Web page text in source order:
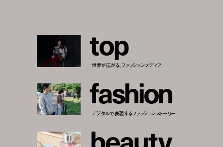
top
世界が広がる、ファッションメディア
fashion
デジタルで表現するファッションストーリー